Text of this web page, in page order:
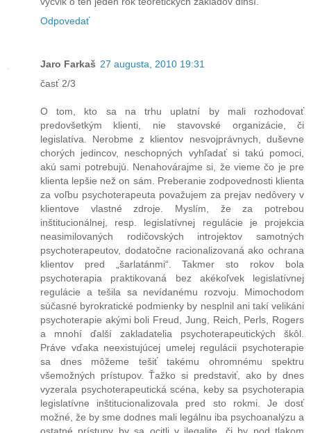
Odpovedať
Jaro Farkaš 27 augusta, 2010 19:31
časť 2/3
O tom, kto sa na trhu uplatní by mali rozhodovať
predovšetkým klienti, nie stavovské organizácie, či
legislatíva. Nerobme z klientov nesvojprávnych, duševne
chorých jedincov, neschopných vyhľadať si takú pomoci,
akú sami potrebujú. Nenahovárajme si, že vieme čo je pre
klienta lepšie než on sám. Preberanie zodpovednosti klienta
za voľbu psychoterapeuta považujem za prejav nedôvery v
klientove vlastné zdroje. Myslím, že za potrebou
inštitucionálnej, resp. legislatívnej regulácie je projekcia
neasimilovaných rodičovských introjektov samotných
psychoterapeutov, dodatočne racionalizovaná ako ochrana
klientov pred „šarlatánmi“. Takmer sto rokov bola
psychoterapia praktikovaná bez akékoľvek legislatívnej
regulácie a tešila sa nevídanému rozvoju. Mimochodom
súčasné byrokratické podmienky by nesplnil ani takí velikáni
psychoterapie akými boli Freud, Jung, Reich, Perls, Rogers
a mnohí ďalší zakladatelia psychoterapeutických škôl.
Práve vďaka neexistujúcej umelej regulácii psychoterapie
sa dnes môžeme tešiť takému ohromnému spektru
všemožných prístupov. Ťažko si predstaviť, ako by dnes
vyzerala psychoterapeutická scéna, keby sa psychoterapia
legislatívne inštitucionalizovala pred sto rokmi. Je dosť
možné, že by sme dodnes mali legálnu iba psychoanalýzu a